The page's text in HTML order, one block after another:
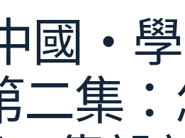
國・
二集